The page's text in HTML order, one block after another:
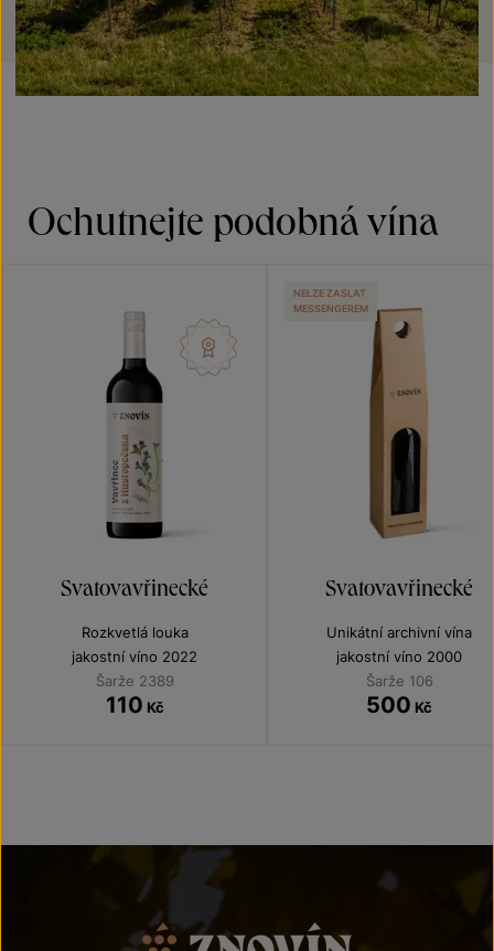
Ochutnejte podobná vína
Svatovavřinecké
Rozkvetlá louka
jakostní víno 2022
Šarže 2389
110 Kč
Svatovavřinecké
Unikátní archivní vína
jakostní víno 2000
Šarže 106
500 Kč
NELZE ZASLAT
MESSENGEREM